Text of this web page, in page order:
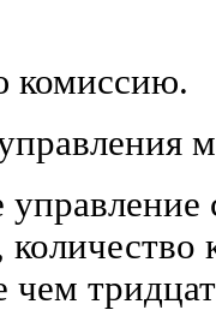
комиссию.
чем